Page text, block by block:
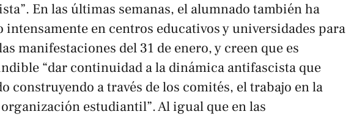
En las últimas semanas, el alumnado también ha
intensamente en centros educativos y universidades para
manifestaciones del 31 de enero, y creen que es
“dar continuidad a la dinámica antifascista que
construyendo a través de los comités, el trabajo en la
estudiantil”. Al igual que en las